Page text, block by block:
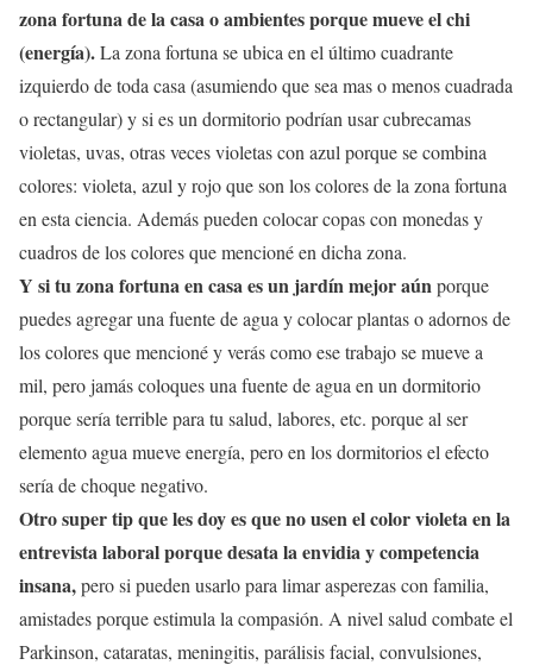
zona fortuna de la casa o ambientes porque mueve el chi
(energía).La zona fortuna se ubica en el último cuadrante
izquierdo de toda casa (asumiendo que sea mas o menos cuadrada
o rectangular) y si es un dormitorio podrían usar cubrecamas
violetas, uvas, otras veces violetas con azul porque se combina
colores: violeta, azul y rojo que son los colores de la zona fortuna
en esta ciencia. Además pueden colocar copas con monedas y
cuadros de los colores que mencioné en dicha zona.
Y si tu zona fortuna en casa es un jardín mejor aúnporque
puedes agregar una fuente de agua y colocar plantas o adornos de
los colores que mencioné y verás como ese trabajo se mueve a
mil, pero jamás coloques una fuente de agua en un dormitorio
porque sería terrible para tu salud, labores, etc. porque al ser
elemento agua mueve energía, pero en los dormitorios el efecto
sería de choque negativo.
Otro super tip que les doy es que no usen el color violeta en la
entrevista laboral porque desata la envidia y competencia
insana,pero si pueden usarlo para limar asperezas con familia,
amistades porque estimula la compasión. A nivel salud combate el
Parkinson, cataratas, meningitis, parálisis facial, convulsiones,